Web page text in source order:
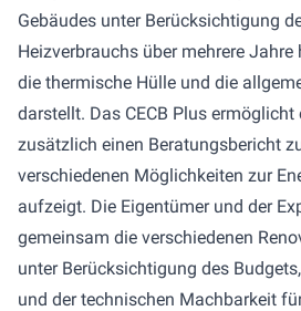
Gebäudes unter Berücksichtigung
Heizverbrauchs über mehrere
die thermische Hülle und die
darstellt. Das CECB Plus ermöglicht
zusätzlich einen Beratungsbericht
verschiedenen Möglichkeiten zur
aufzeigt. Die Eigentümer und der
gemeinsam die verschiedenen
unter Berücksichtigung des
und der technischen Machbarkeit